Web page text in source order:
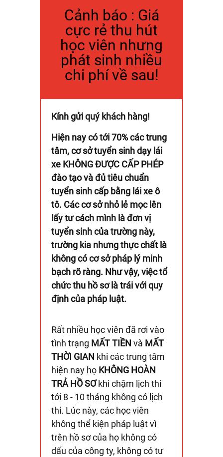
Cảnh báo : Giá
cực rẻ thu hút
học viên nhưng
phát sinh nhiều
chi phí về sau!
Kính gửi quý khách hàng!
Hiện nay có tới 70% các trung
tâm, cơ sở tuyển sinh dạy lái
xe KHÔNG ĐƯỢC CẤP PHÉP
đào tạo và đủ tiêu chuẩn
tuyển sinh cấp bằng lái xe ô
tô. Các cơ sở nhỏ lẻ mọc lên
lấy tư cách mình là đơn vị
tuyển sinh của trường này,
trường kia nhưng thực chất là
không có cơ sở pháp lý minh
bạch rõ ràng. Như vậy, việc tổ
chức thu hồ sơ là trái với quy
định của pháp luật.
Rất nhiều học viên đã rơi vào
tình trạng MẤT TIỀN và MẤT
THỜI GIAN khi các trung tâm
hiện nay họ KHÔNG HOÀN
TRẢHỒ SƠkhi chậm lịch thi
tới 8 - 10 tháng không có lịch
thi. Lúc này, các học viên
không thể kiện pháp luật vì
trên hồ sơ của họ không có
dấu của công ty, không có tư